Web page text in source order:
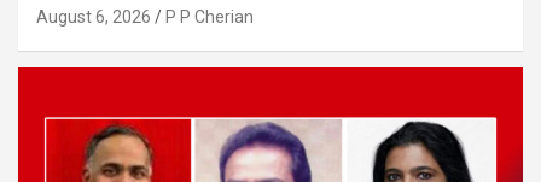
August 6, 2026 P P Cherian